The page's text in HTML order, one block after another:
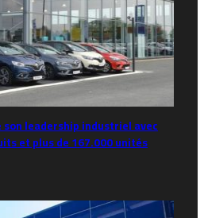
leadership industriel avec
et plus de 167.000 unités